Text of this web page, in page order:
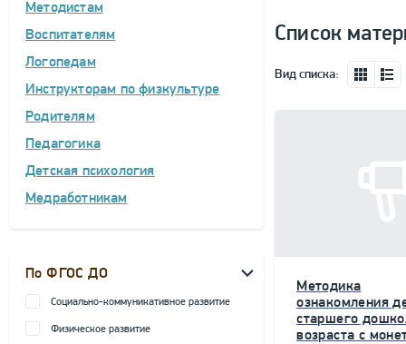
Методистам
Воспитателям
Логопедам
Инструкторам по физкультуре
Родителям
Педагогика
Детская психология
Медработникам
По ФГОС ДО
Социально-коммуникативное развитие
Физическое развитие
Список
Вид списка:
Методика
ознакомления
старшего
возраста с